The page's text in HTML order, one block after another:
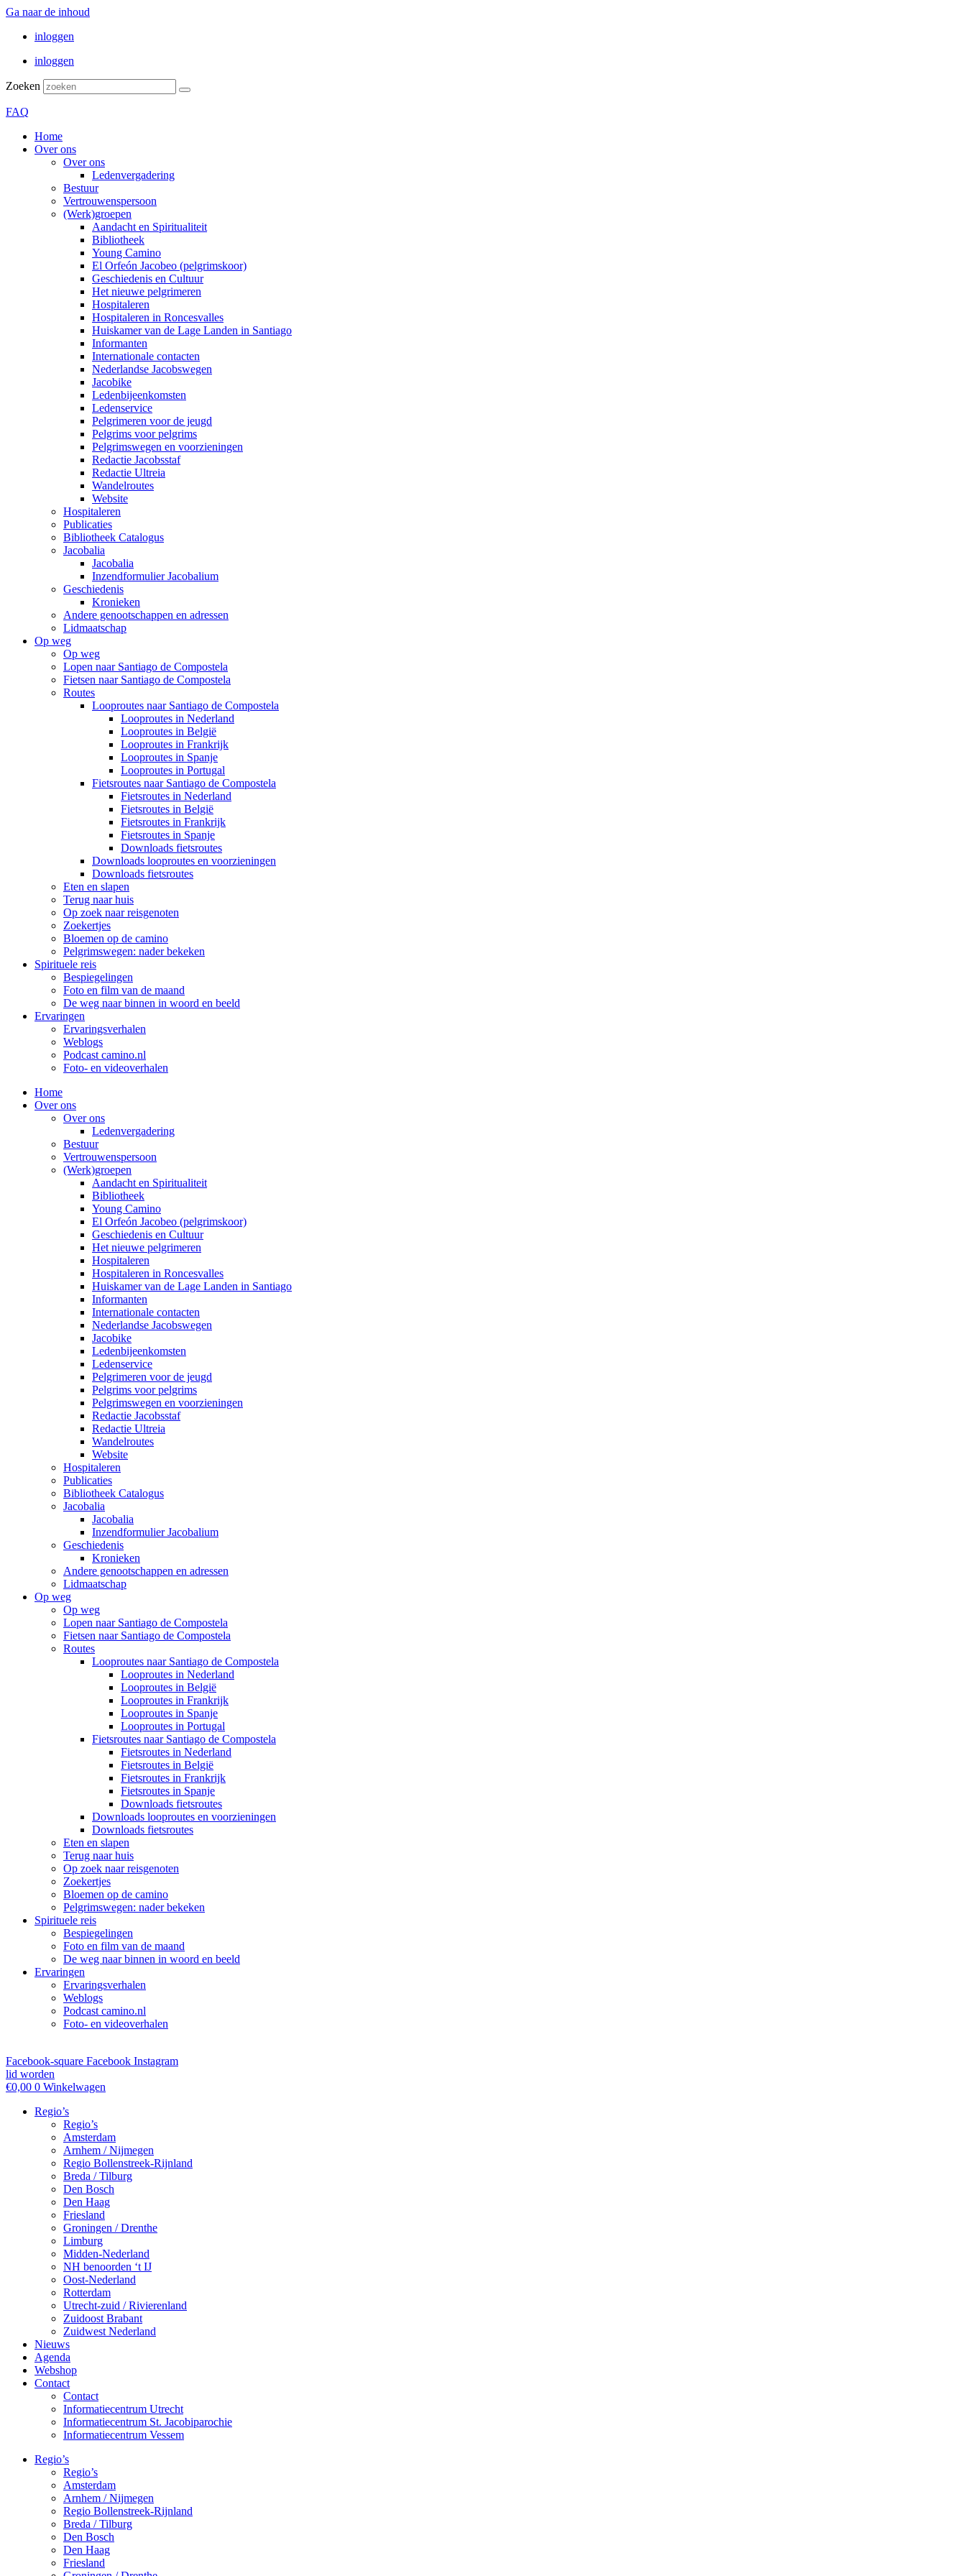
Ga naar de inhoud
inloggen
inloggen
Zoeken
FAQ
Home
Over ons
Over ons
Ledenvergadering
Bestuur
Vertrouwenspersoon
(Werk)groepen
Aandacht en Spiritualiteit
Bibliotheek
Young Camino
El Orfeón Jacobeo (pelgrimskoor)
Geschiedenis en Cultuur
Het nieuwe pelgrimeren
Hospitaleren
Hospitaleren in Roncesvalles
Huiskamer van de Lage Landen in Santiago
Informanten
Internationale contacten
Nederlandse Jacobswegen
Jacobike
Ledenbijeenkomsten
Ledenservice
Pelgrimeren voor de jeugd
Pelgrims voor pelgrims
Pelgrimswegen en voorzieningen
Redactie Jacobsstaf
Redactie Ultreia
Wandelroutes
Website
Hospitaleren
Publicaties
Bibliotheek Catalogus
Jacobalia
Jacobalia
Inzendformulier Jacobalium
Geschiedenis
Kronieken
Andere genootschappen en adressen
Lidmaatschap
Op weg
Op weg
Lopen naar Santiago de Compostela
Fietsen naar Santiago de Compostela
Routes
Looproutes naar Santiago de Compostela
Looproutes in Nederland
Looproutes in België
Looproutes in Frankrijk
Looproutes in Spanje
Looproutes in Portugal
Fietsroutes naar Santiago de Compostela
Fietsroutes in Nederland
Fietsroutes in België
Fietsroutes in Frankrijk
Fietsroutes in Spanje
Downloads fietsroutes
Downloads looproutes en voorzieningen
Downloads fietsroutes
Eten en slapen
Terug naar huis
Op zoek naar reisgenoten
Zoekertjes
Bloemen op de camino
Pelgrimswegen: nader bekeken
Spirituele reis
Bespiegelingen
Foto en film van de maand
De weg naar binnen in woord en beeld
Ervaringen
Ervaringsverhalen
Weblogs
Podcast camino.nl
Foto- en videoverhalen
Home
Over ons
Over ons
Ledenvergadering
Bestuur
Vertrouwenspersoon
(Werk)groepen
Aandacht en Spiritualiteit
Bibliotheek
Young Camino
El Orfeón Jacobeo (pelgrimskoor)
Geschiedenis en Cultuur
Het nieuwe pelgrimeren
Hospitaleren
Hospitaleren in Roncesvalles
Huiskamer van de Lage Landen in Santiago
Informanten
Internationale contacten
Nederlandse Jacobswegen
Jacobike
Ledenbijeenkomsten
Ledenservice
Pelgrimeren voor de jeugd
Pelgrims voor pelgrims
Pelgrimswegen en voorzieningen
Redactie Jacobsstaf
Redactie Ultreia
Wandelroutes
Website
Hospitaleren
Publicaties
Bibliotheek Catalogus
Jacobalia
Jacobalia
Inzendformulier Jacobalium
Geschiedenis
Kronieken
Andere genootschappen en adressen
Lidmaatschap
Op weg
Op weg
Lopen naar Santiago de Compostela
Fietsen naar Santiago de Compostela
Routes
Looproutes naar Santiago de Compostela
Looproutes in Nederland
Looproutes in België
Looproutes in Frankrijk
Looproutes in Spanje
Looproutes in Portugal
Fietsroutes naar Santiago de Compostela
Fietsroutes in Nederland
Fietsroutes in België
Fietsroutes in Frankrijk
Fietsroutes in Spanje
Downloads fietsroutes
Downloads looproutes en voorzieningen
Downloads fietsroutes
Eten en slapen
Terug naar huis
Op zoek naar reisgenoten
Zoekertjes
Bloemen op de camino
Pelgrimswegen: nader bekeken
Spirituele reis
Bespiegelingen
Foto en film van de maand
De weg naar binnen in woord en beeld
Ervaringen
Ervaringsverhalen
Weblogs
Podcast camino.nl
Foto- en videoverhalen
Facebook-square Facebook Instagram
lid worden
€0,00 0 Winkelwagen
Regio’s
Regio’s
Amsterdam
Arnhem / Nijmegen
Regio Bollenstreek-Rijnland
Breda / Tilburg
Den Bosch
Den Haag
Friesland
Groningen / Drenthe
Limburg
Midden-Nederland
NH benoorden ‘t IJ
Oost-Nederland
Rotterdam
Utrecht-zuid / Rivierenland
Zuidoost Brabant
Zuidwest Nederland
Nieuws
Agenda
Webshop
Contact
Contact
Informatiecentrum Utrecht
Informatiecentrum St. Jacobiparochie
Informatiecentrum Vessem
Regio’s
Regio’s
Amsterdam
Arnhem / Nijmegen
Regio Bollenstreek-Rijnland
Breda / Tilburg
Den Bosch
Den Haag
Friesland